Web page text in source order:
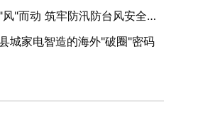
全椒：闻"风"而动 筑牢防汛防台风安全防线
城家电智造的海外"破圈"密码